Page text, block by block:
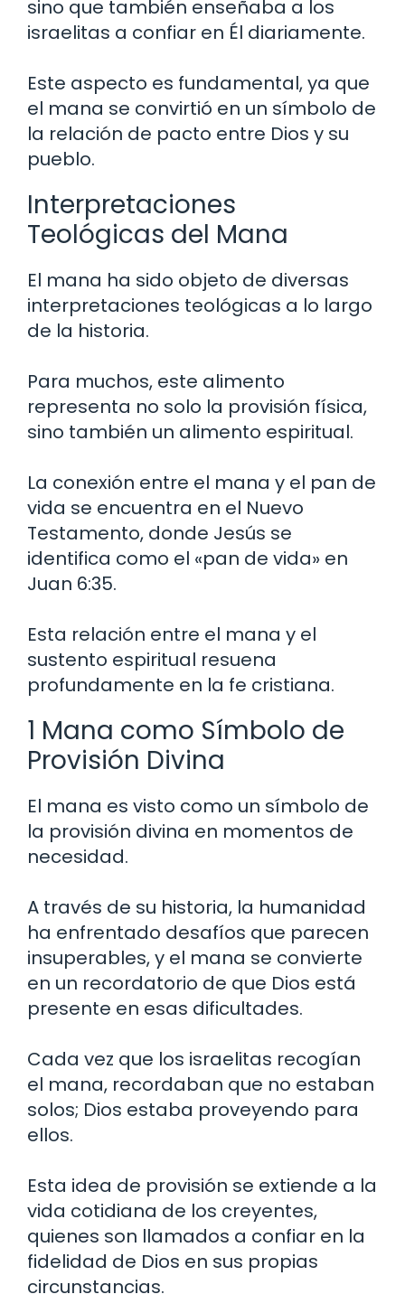
sino que también enseñaba a los
israelitas a confiar en Él diariamente.
Este aspecto es fundamental, ya que
el mana se convirtió en un símbolo de
la relación de pacto entre Dios y su
pueblo.
Interpretaciones
Teológicas del Mana
El mana ha sido objeto de diversas
interpretaciones teológicas a lo largo
de la historia.
Para muchos, este alimento
representa no solo la provisión física,
sino también un alimento espiritual.
La conexión entre el mana y el pan de
vida se encuentra en el Nuevo
Testamento, donde Jesús se
identifica como el «pan de vida» en
Juan 6:35.
Esta relación entre el mana y el
sustento espiritual resuena
profundamente en la fe cristiana.
1 Mana como Símbolo de
Provisión Divina
El mana es visto como un símbolo de
la provisión divina en momentos de
necesidad.
A través de su historia, la humanidad
ha enfrentado desafíos que parecen
insuperables, y el mana se convierte
en un recordatorio de que Dios está
presente en esas dificultades.
Cada vez que los israelitas recogían
el mana, recordaban que no estaban
solos; Dios estaba proveyendo para
ellos.
Esta idea de provisión se extiende a la
vida cotidiana de los creyentes,
quienes son llamados a confiar en la
fidelidad de Dios en sus propias
circunstancias.